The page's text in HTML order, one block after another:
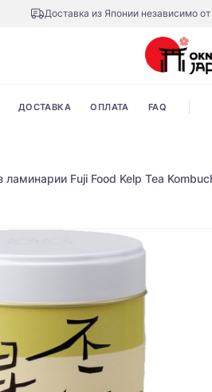
Доставка из Японии независимо
ДОСТАВКА ОПЛАТА FAQ
ламинарии Fuji Food Kelp Tea